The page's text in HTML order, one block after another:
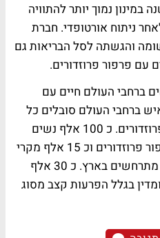
נמוך יותר להתוויה
ניתוח אורטופדי. חברת
והגשתה לסל הבריאות גם
עם פרפור פרוזדורים.
מליון אנשים ברחבי העולם חיים עם
כ-3 מליון איש ברחבי העולם סובלים כל
שנה משבץ הקשור לפרפור פרוזדורים. כ 100 אלף נשים
וגברים בישראל סובלים מפרפור פרוזדורים וכ 15 אלף מקרי
שבץ שונים לרבות שבץ מוחי מתרחשים בארץ. כ 30 אלף
בגלל הפרעות קצב מסוג